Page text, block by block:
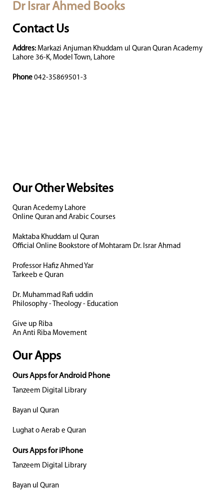
Dr Israr Ahmed Books
Contact Us
Addres: Markazi Anjuman Khuddam ul Quran Quran Academy
Lahore 36-K, Model Town, Lahore
Phone 042-35869501-3
Our Other Websites
Quran Acedemy Lahore
Online Quran and Arabic Courses
Maktaba Khuddam ul Quran
Official Online Bookstore of Mohtaram Dr. Israr Ahmad
Professor Hafiz Ahmed Yar
Tarkeeb e Quran
Dr. Muhammad Rafi uddin
Philosophy - Theology - Education
Give up Riba
An Anti Riba Movement
Our Apps
Ours Apps for Android Phone
Tanzeem Digital Library
Bayan ul Quran
Lughat o Aerab e Quran
Ours Apps for iPhone
Tanzeem Digital Library
Bayan ul Quran